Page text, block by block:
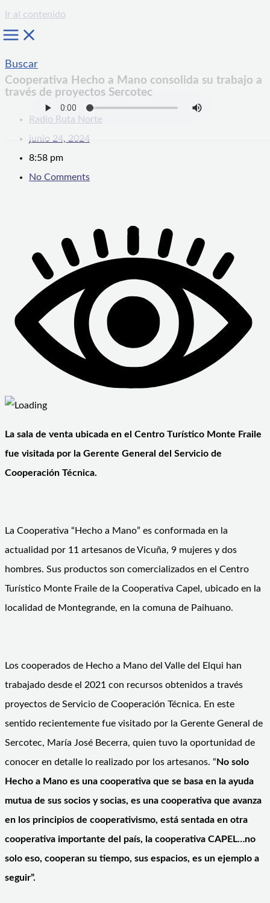
Ir al contenido
Buscar
Cooperativa Hecho a Mano consolida su trabajo a
través de proyectos Sercotec
Radio Ruta Norte
junio 24, 2024
8:58 pm
No Comments
La sala de venta ubicada en el Centro Turístico Monte Fraile
fue visitada por la Gerente General del Servicio de
Cooperación Técnica.
La Cooperativa “Hecho a Mano” es conformada en la
actualidad por 11 artesanos de Vicuña, 9 mujeres y dos
hombres. Sus productos son comercializados en el Centro
Turístico Monte Fraile de la Cooperativa Capel, ubicado en la
localidad de Montegrande, en la comuna de Paihuano.
Los cooperados de Hecho a Mano del Valle del Elqui han
trabajado desde el 2021 con recursos obtenidos a través
proyectos de Servicio de Cooperación Técnica. En este
sentido recientemente fue visitado por la Gerente General de
Sercotec, María José Becerra, quien tuvo la oportunidad de
conocer en detalle lo realizado por los artesanos. “No solo
Hecho a Mano es una cooperativa que se basa en la ayuda
mutua de sus socios y socias, es una cooperativa que avanza
en los principios de cooperativismo, está sentada en otra
cooperativa importante del país, la cooperativa CAPEL…no
solo eso, cooperan su tiempo, sus espacios, es un ejemplo a
seguir”.